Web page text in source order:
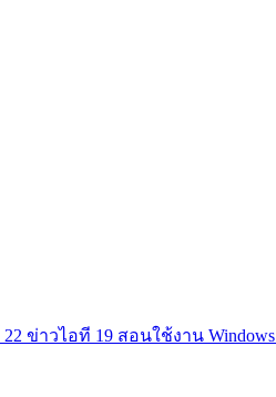
22 ข่าวไอที 19 สอนใช้งาน Windows